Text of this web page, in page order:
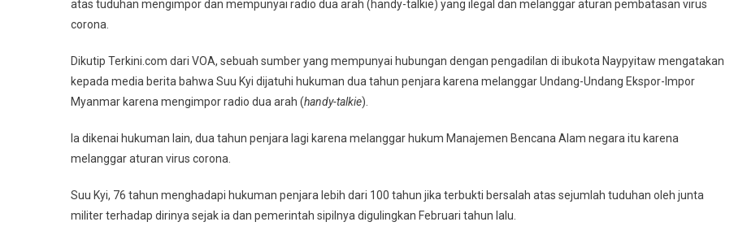
Radio
Suu
Kyi
Dijatuhi
4
atas tuduhan mengimpor dan mempunyai radio dua arah (handy-talkie) yang ilegal dan melanggar aturan pembatasan virus
corona.
Dikutip Terkini.com dari VOA, sebuah sumber yang mempunyai hubungan dengan pengadilan di ibukota Naypyitaw mengatakan
kepada media berita bahwa Suu Kyi dijatuhi hukuman dua tahun penjara karena melanggar Undang-Undang Ekspor-Impor
Myanmar karena mengimpor radio dua arah (handy-talkie).
Ia dikenai hukuman lain, dua tahun penjara lagi karena melanggar hukum Manajemen Bencana Alam negara itu karena
melanggar aturan virus corona.
Suu Kyi, 76 tahun menghadapi hukuman penjara lebih dari 100 tahun jika terbukti bersalah atas sejumlah tuduhan oleh junta
militer terhadap dirinya sejak ia dan pemerintah sipilnya digulingkan Februari tahun lalu.